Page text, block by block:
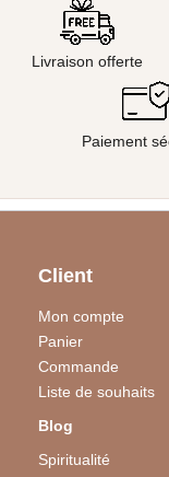
Livraison offerte
Paiement
Client
Mon compte
Panier
Commande
Liste de souhaits
Blog
Spiritualité